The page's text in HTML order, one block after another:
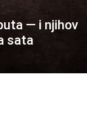
— i njihov
sata